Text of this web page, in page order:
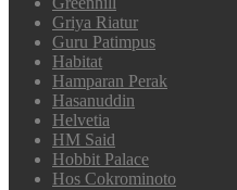
Griya Riatur
Guru Patimpus
Habitat
Hamparan Perak
Hasanuddin
Helvetia
HM Said
Hobbit Palace
Hos Cokrominoto